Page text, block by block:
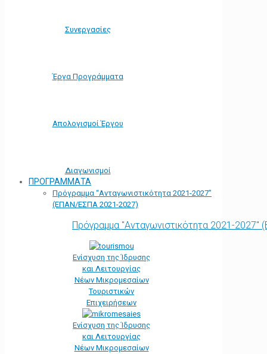
Συνεργασίες
Έργα Προγράμματα
Απολογισμοί Έργου
Διαγωνισμοί
ΠΡΟΓΡΑΜΜΑΤΑ
Πρόγραμμα “Ανταγωνιστικότητα 2021-2027”
(ΕΠΑΝ/ΕΣΠΑ 2021-2027)
Πρόγραμμα "Ανταγωνιστικότητα 2021-
Ενίσχυση της Ίδρυσης
και Λειτουργίας
Νέων Μικρομεσαίων
Τουριστικών
Επιχειρήσεων
Ενίσχυση της Ίδρυσης
και Λειτουργίας
Νέων Μικρομεσαίων